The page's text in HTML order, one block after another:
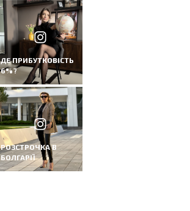
ДЕ ПРИБУТКОВІСТЬ
6%?
РОЗСТРОЧКА В
БОЛГАРІЇ